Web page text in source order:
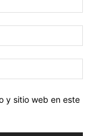
y sitio web en este